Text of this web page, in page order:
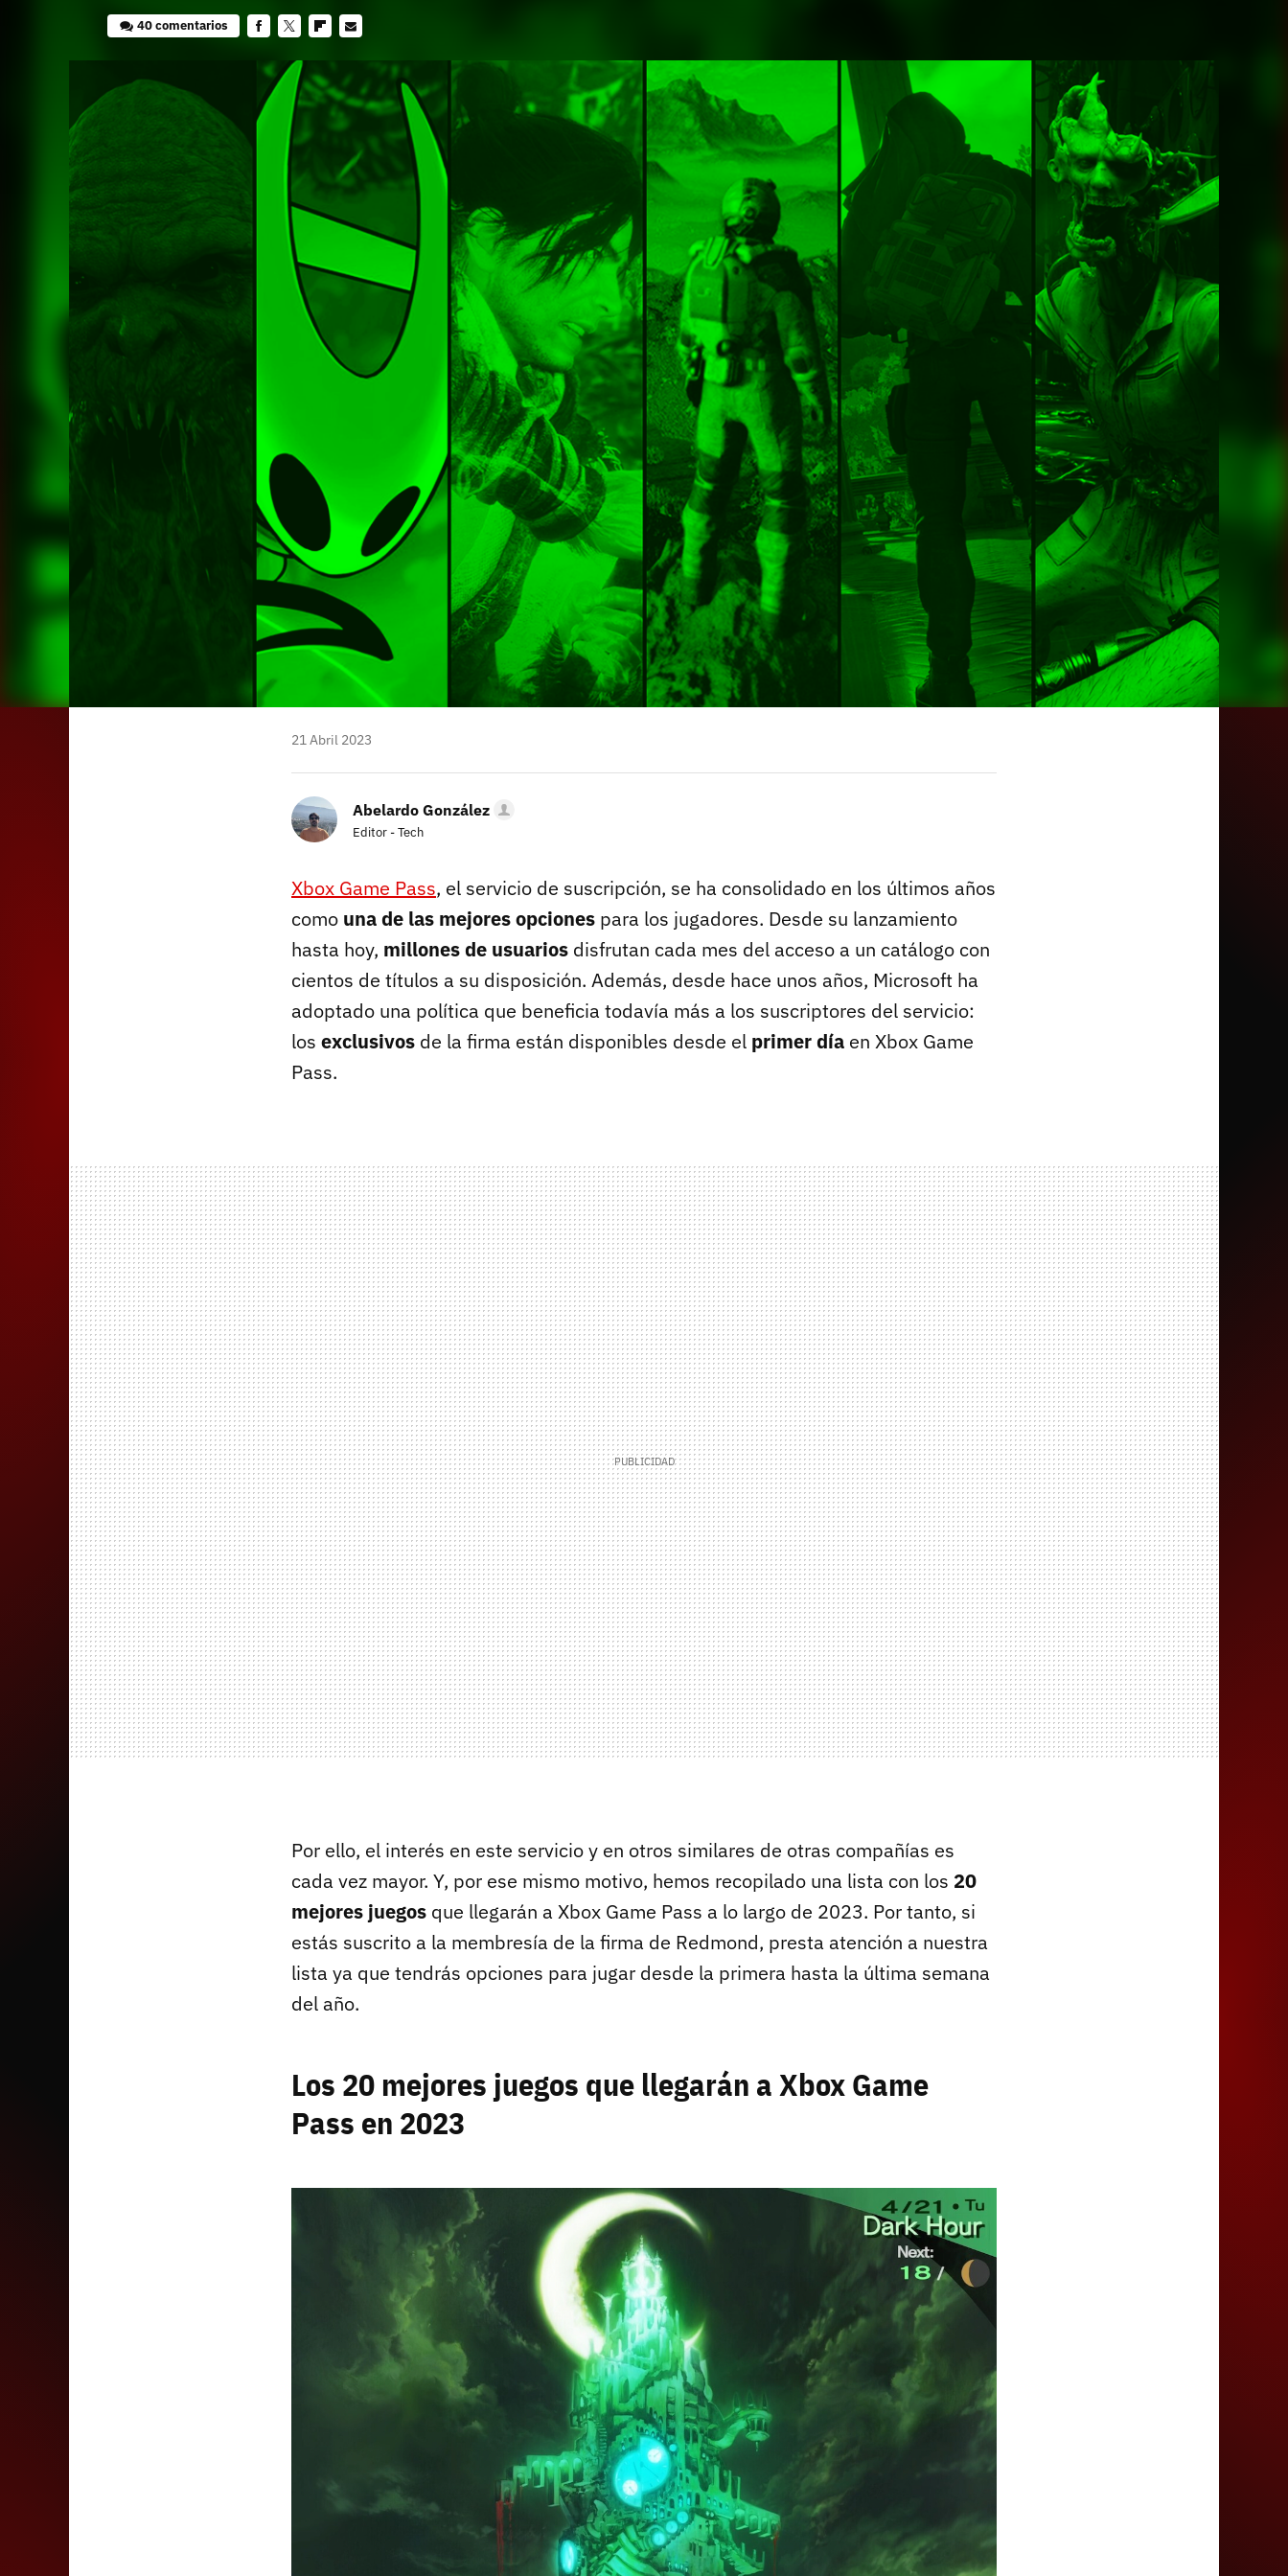
40 comentarios
21 Abril 2023
Abelardo González
Editor - Tech
Xbox Game Pass, el servicio de suscripción, se ha consolidado en los últimos años
como una de las mejores opciones para los jugadores. Desde su lanzamiento
hasta hoy, millones de usuarios disfrutan cada mes del acceso a un catálogo con
cientos de títulos a su disposición. Además, desde hace unos años, Microsoft ha
adoptado una política que beneficia todavía más a los suscriptores del servicio:
los exclusivos de la firma están disponibles desde el primer día en Xbox Game
Pass.
Por ello, el interés en este servicio y en otros similares de otras compañías es
cada vez mayor. Y, por ese mismo motivo, hemos recopilado una lista con los 20
mejores juegos que llegarán a Xbox Game Pass a lo largo de 2023. Por tanto, si
estás suscrito a la membresía de la firma de Redmond, presta atención a nuestra
lista ya que tendrás opciones para jugar desde la primera hasta la última semana
del año.
Los 20 mejores juegos que llegarán a Xbox Game
Pass en 2023